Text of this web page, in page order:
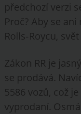
předchozí verzi
Proč? Aby se
Rolls‑Roycu,
Zákon RR je
se prodává.
5586 vozů, což
vyprodaní.